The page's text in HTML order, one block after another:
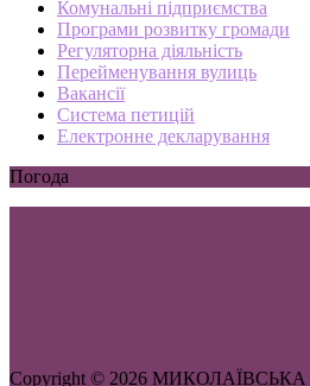
Комунальні підприємства
Програми розвитку громади
Регуляторна діяльність
Перейменування вулиць
Вакансії
Система петицій
Електронне декларування
Погода
Copyright © 2026